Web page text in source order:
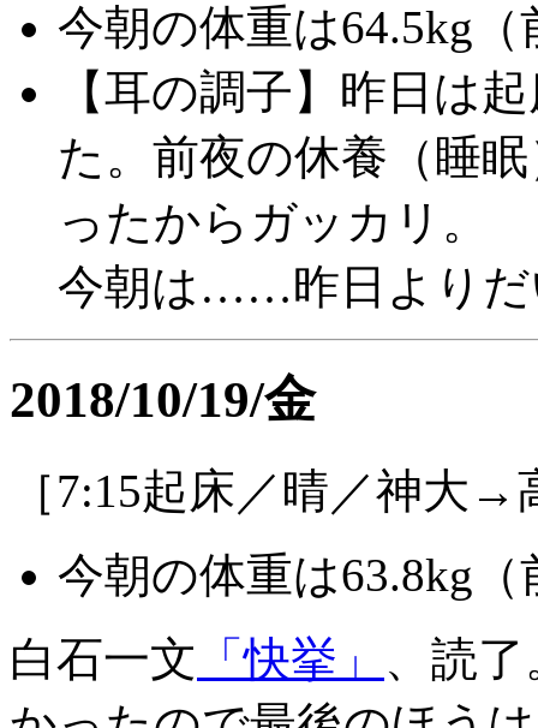
今朝の体重は64.5kg（
【耳の調子】昨日は
た。前夜の休養（睡
ったからガッカリ。
今朝は……昨日よりだ
2018/10/19/金
［7:15起床／晴／神大→
今朝の体重は63.8kg（
白石一文 「快挙」 、読